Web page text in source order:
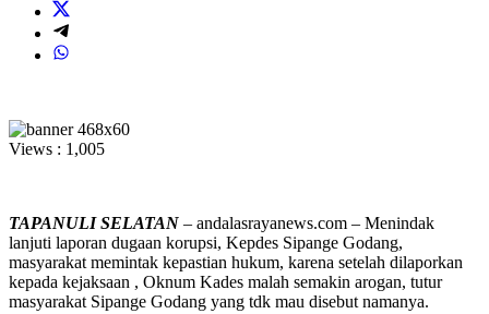
Views : 1,005
TAPANULI SELATAN – andalasrayanews.com – Menindak
lanjuti laporan dugaan korupsi, Kepdes Sipange Godang,
masyarakat memintak kepastian hukum, karena setelah dilaporkan
kepada kejaksaan , Oknum Kades malah semakin arogan, tutur
masyarakat Sipange Godang yang tdk mau disebut namanya.